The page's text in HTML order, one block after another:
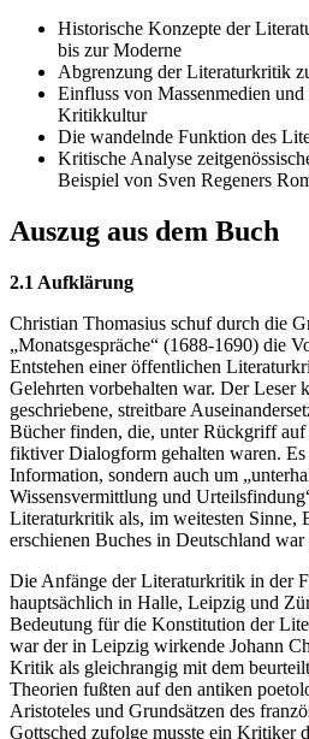
Historische Konzepte der
bis zur Moderne
Abgrenzung der Literaturkritik
Einfluss von Massenmedien
Kritikkultur
Die wandelnde Funktion des
Kritische Analyse
Beispiel von Sven Regeners
Auszug aus dem Buch
2.1 Aufklärung
Christian Thomasius schuf durch die
„Monatsgespräche“ (1688-1690) die
Entstehen einer öffentlichen
Gelehrten vorbehalten war. Der Leser
geschriebene, streitbare
Bücher finden, die, unter Rückgriff
fiktiver Dialogform gehalten waren.
Information, sondern auch um
Wissensvermittlung und
Literaturkritik als, im weitesten Sinne,
erschienen Buches in Deutschland war
Die Anfänge der Literaturkritik in der
hauptsächlich in Halle, Leipzig und
Bedeutung für die Konstitution der
war der in Leipzig wirkende Johann
Kritik als gleichrangig mit dem
Theorien fußten auf den antiken
Aristoteles und Grundsätzen des
Gottsched zufolge musste ein Kritiker